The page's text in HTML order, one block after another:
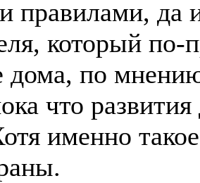
правилами, да
который по-
дома, по
что
именно